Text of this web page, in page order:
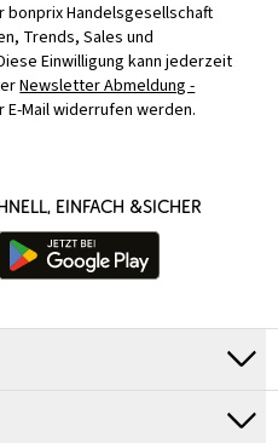
Handelsgesellschaft
Trends, Sales und
Einwilligung kann jederzeit
Newsletter Abmeldung -
E-Mail widerrufen werden.
EINFACH &SICHER